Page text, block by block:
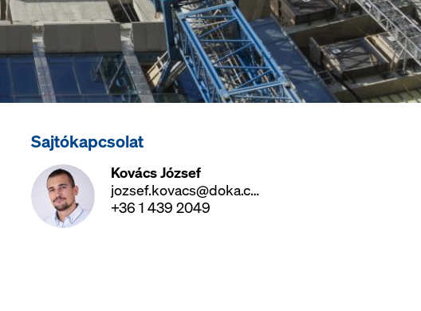
Sajtókapcsolat
Kovács József
jozsef.kovacs@doka.com
+36 1 439 2049